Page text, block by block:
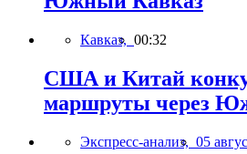
Кавказ, 00:32
США и Китай
маршруты через
Экспресс-анализ, 05